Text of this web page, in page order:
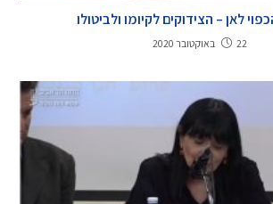
לאן – הצידוקים לקיומו ולביטולו
22 באוקטובר 2020